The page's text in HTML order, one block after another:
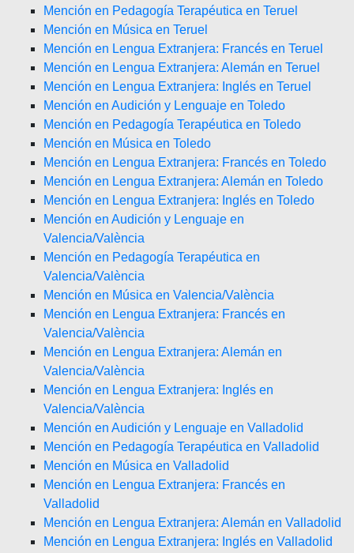
Mención en Pedagogía Terapéutica en Teruel
Mención en Música en Teruel
Mención en Lengua Extranjera: Francés en Teruel
Mención en Lengua Extranjera: Alemán en Teruel
Mención en Lengua Extranjera: Inglés en Teruel
Mención en Audición y Lenguaje en Toledo
Mención en Pedagogía Terapéutica en Toledo
Mención en Música en Toledo
Mención en Lengua Extranjera: Francés en Toledo
Mención en Lengua Extranjera: Alemán en Toledo
Mención en Lengua Extranjera: Inglés en Toledo
Mención en Audición y Lenguaje en
Valencia/València
Mención en Pedagogía Terapéutica en
Valencia/València
Mención en Música en Valencia/València
Mención en Lengua Extranjera: Francés en
Valencia/València
Mención en Lengua Extranjera: Alemán en
Valencia/València
Mención en Lengua Extranjera: Inglés en
Valencia/València
Mención en Audición y Lenguaje en Valladolid
Mención en Pedagogía Terapéutica en Valladolid
Mención en Música en Valladolid
Mención en Lengua Extranjera: Francés en
Valladolid
Mención en Lengua Extranjera: Alemán en Valladolid
Mención en Lengua Extranjera: Inglés en Valladolid